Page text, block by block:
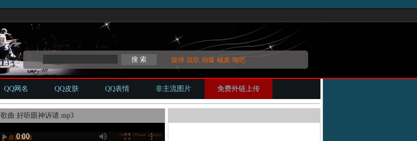
旋律 战歌 劲爆 喊麦 嗨吧
QQ网名 QQ皮肤 QQ表情 非主流图片 免费外链上传
歌曲:好听眼神诉请.mp3